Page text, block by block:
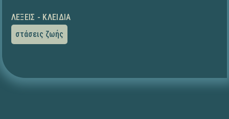
ΛΈΞΕΙΣ - ΚΛΕΙΔΙΆ
στάσεις ζωής